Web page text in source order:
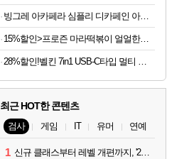
빙그레 아카페라 심플리 디카페인 아메리카노, 무라벨, 400ml, 20개
15%할인>프로즌 마라떡볶이 얼얼한맛, 440g, 2개
28%할인!벨킨 7in1 USB-C타입 멀티 허브 AVC009 맥북 에어 프로 M5 갤럭시북6 아이패드 윈도우 노트북 호환
최근 HOT한 콘텐츠
검사 게임 IT 유머 연예
1 신규 클래스부터 레벨 개편까지, '2026 검은사막 하이델 연회' 총정리